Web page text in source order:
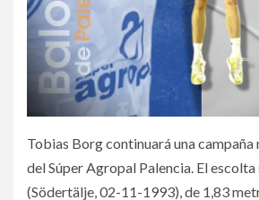
Tobias Borg continuará una campaña
del Súper Agropal Palencia. El escolta
(Södertälje, 02-11-1993), de 1,83